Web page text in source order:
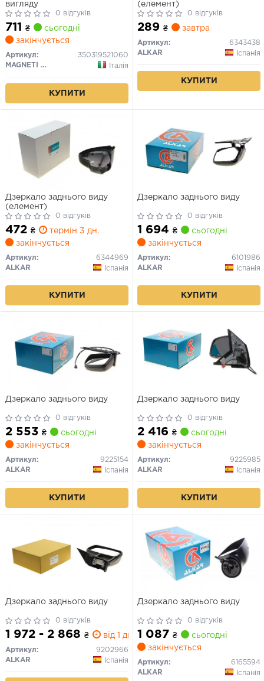
вигляду
0 відгуків
711 ₴
сьогодні
закінчується
Артикул:
350319521060
MAGNETI MARELLI
Італія
КУПИТИ
(елемент)
0 відгуків
289 ₴ завтра
Артикул:
6343438
ALKAR
Іспанія
КУПИТИ
Дзеркало заднього виду
(елемент)
0 відгуків
472 ₴
термін 3 дн.
закінчується
Артикул:
6344969
ALKAR
Іспанія
КУПИТИ
Дзеркало заднього виду
0 відгуків
1 694 ₴
сьогодні
закінчується
Артикул:
6101986
ALKAR
Іспанія
КУПИТИ
Дзеркало заднього виду
0 відгуків
2 553 ₴
сьогодні
закінчується
Артикул:
9225154
ALKAR
Іспанія
КУПИТИ
Дзеркало заднього виду
0 відгуків
2 416 ₴
сьогодні
закінчується
Артикул:
9225985
ALKAR
Іспанія
КУПИТИ
Дзеркало заднього виду
0 відгуків
1 972 - 2 868 ₴ від 1 дн.
Артикул:
9202966
ALKAR
Іспанія
Дзеркало заднього виду
0 відгуків
1 087 ₴
сьогодні
закінчується
Артикул:
6165594
ALKAR
Іспанія